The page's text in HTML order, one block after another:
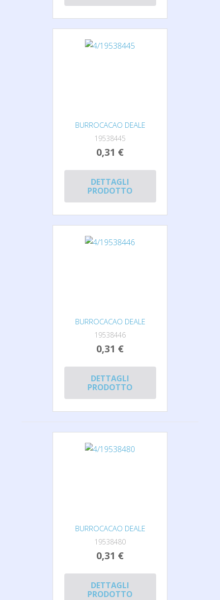
BURROCACAO DEALE
19538445
0,31 €
DETTAGLI
PRODOTTO
BURROCACAO DEALE
19538446
0,31 €
DETTAGLI
PRODOTTO
BURROCACAO DEALE
19538480
0,31 €
DETTAGLI
PRODOTTO